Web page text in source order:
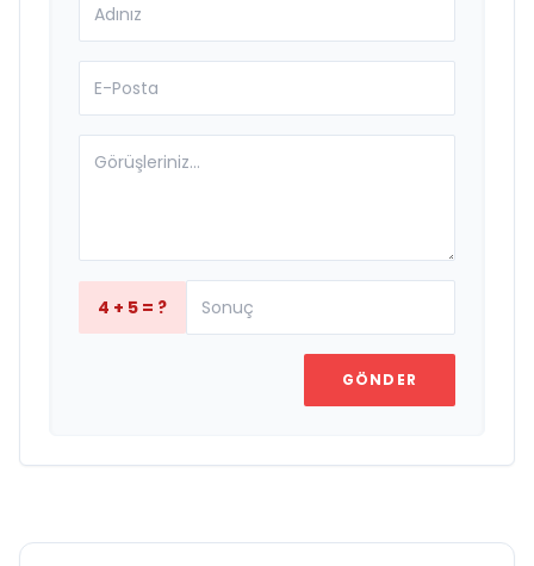
4 + 5 = ?
GÖNDER